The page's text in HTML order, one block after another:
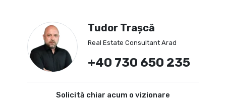
Tudor Trașcă
Real Estate Consultant Arad
+40 730 650 235
Solicită chiar acum o vizionare